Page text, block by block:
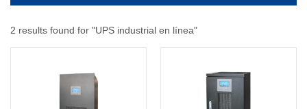
2 results found for "UPS industrial en línea"